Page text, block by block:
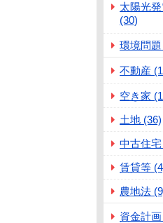
太陽光
(30)
環境問題
不動産
空き家
土地 (36)
中古住宅
賃貸等
農地法
資金計